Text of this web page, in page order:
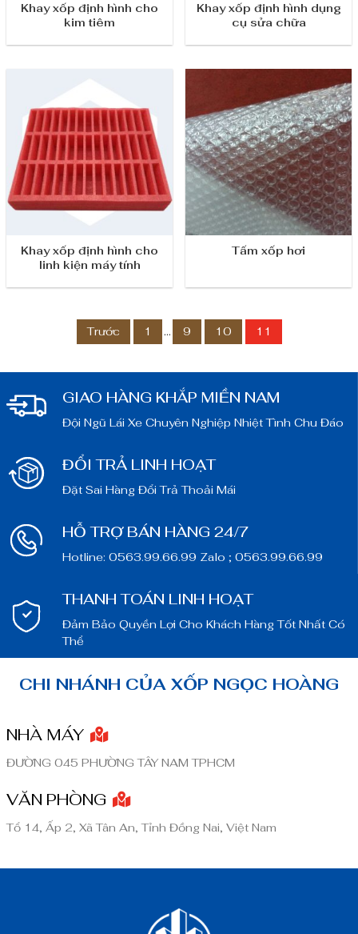
Khay xốp định hình cho
kim tiêm
Khay xốp định hình dụng
cụ sửa chữa
Khay xốp định hình cho
linh kiện máy tính
Tấm xốp hơi
Trước 1 … 9 10 11
GIAO HÀNG KHẮP MIỀN NAM
Đội Ngũ Lái Xe Chuyên Nghiệp Nhiệt Tình Chu Đáo
ĐỔI TRẢ LINH HOẠT
Đặt Sai Hàng Đổi Trả Thoải Mái
HỖ TRỢ BÁN HÀNG 24/7
Hotline: 0563.99.66.99 Zalo ; 0563.99.66.99
THANH TOÁN LINH HOẠT
Đảm Bảo Quyền Lợi Cho Khách Hàng Tốt Nhất Có
Thể
CHI NHÁNH CỦA XỐP NGỌC HOÀNG
NHÀ MÁY
ĐƯỜNG 045 PHƯỜNG TÂY NAM TPHCM
VĂN PHÒNG
Tổ 14, Ấp 2, Xã Tân An, Tỉnh Đồng Nai, Việt Nam